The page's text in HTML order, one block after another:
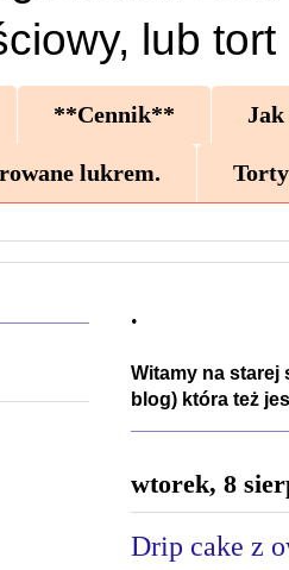
lub tort
**Cennik** Jak
lukrem.
.
Witamy na starej
blog) która też
wtorek, 8
Drip cake z